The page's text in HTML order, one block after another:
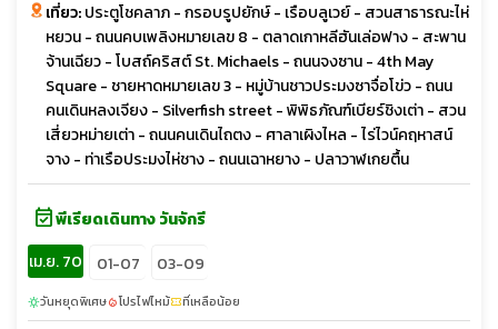
เที่ยว:ประตูโชคลาภ - กรอบรูปยักษ์ - เรือบลูเวย์ - สวนสาธารณะไห่
หยวน - ถนนคบเพลิงหมายเลข 8 - ตลาดเกาหลีฮันเล่อฟาง - สะพาน
จ้านเฉียว - โบสถ์คริสต์ St. Michaels - ถนนจงซาน - 4th May
Square - ชายหาดหมายเลข 3 - หมู่บ้านชาวประมงซาจื่อโข่ว - ถนน
คนเดินหลงเจียง - Silverfish street - พิพิธภัณฑ์เบียร์ชิงเต่า - สวน
เสี่ยวหม่ายเต่า - ถนนคนเดินไถตง - ศาลาเผิงไหล - ไร่ไวน์คฤหาสน์
จาง - ท่าเรือประมงไห่ชาง - ถนนเฉาหยาง - ปลาวาฬเกยตื้น
event_availableพีเรียดเดินทาง วันจักรี
เม.ย. 70
01-07 03-09
sunnyวันหยุดพิเศษlocal_fire_departmentโปรไฟไหม้confirmation_numberที่เหลือน้อย